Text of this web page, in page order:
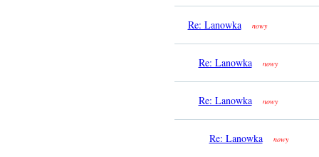
Re: Lanowka nowy
Re: Lanowka nowy
Re: Lanowka nowy
Re: Lanowka nowy